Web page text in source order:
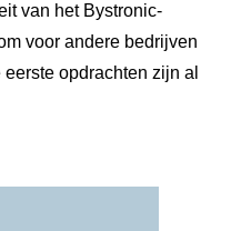
van het Bystronic-
voor andere bedrijven
opdrachten zijn al